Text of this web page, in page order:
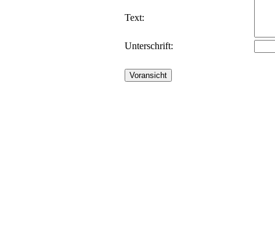
Text:
Unterschrift: